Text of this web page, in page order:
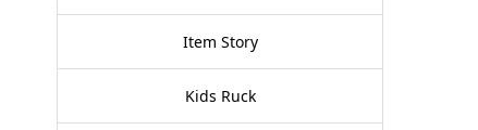
Item Story
Kids Ruck